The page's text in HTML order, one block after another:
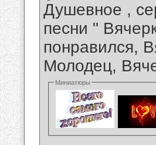
Душевное ,
песни "
понравился,
Молодец,
Миниатюры